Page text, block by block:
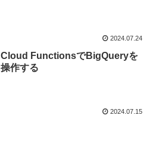
2024.07.24
Cloud FunctionsでBigQueryを
操作する
2024.07.15